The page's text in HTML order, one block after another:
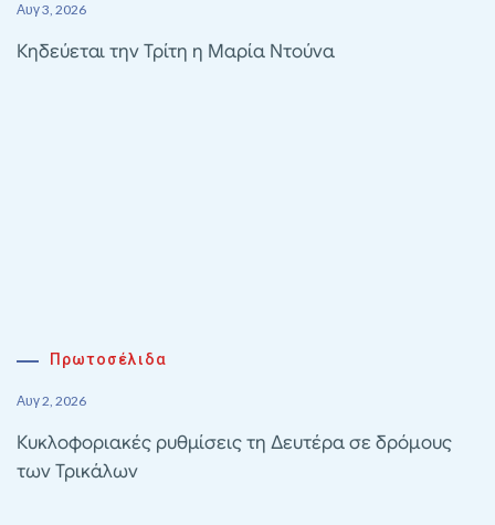
Αυγ 3, 2026
Κηδεύεται την Τρίτη η Μαρία Ντούνα
Πρωτοσέλιδα
Αυγ 2, 2026
Κυκλοφοριακές ρυθμίσεις τη Δευτέρα σε δρόμους
των Τρικάλων